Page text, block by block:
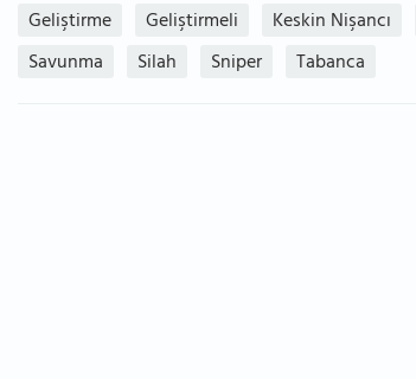
Geliştirme
Geliştirmeli Keskin Nişancı
Savunma
Silah Sniper Tabanca